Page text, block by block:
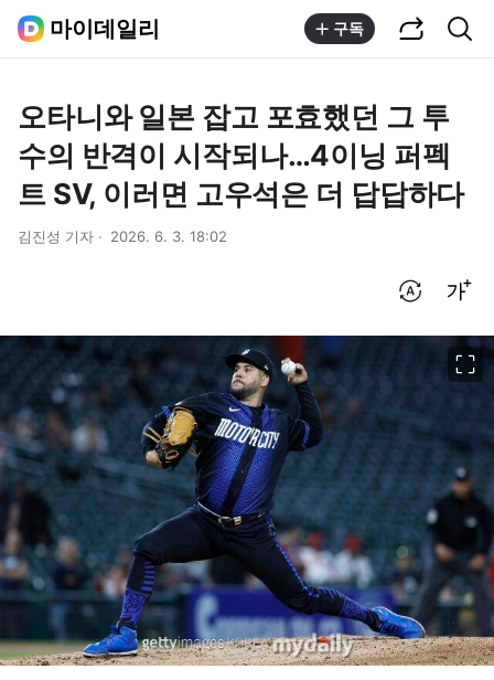
마이데일리 구독
오타니와 일본 잡고 포효했던 그 투
수의 반격이 시작되나…4이닝 퍼펙
트 SV, 이러면 고우석은 더 답답하다
김진성 기자 2026. 6. 3. 18:02